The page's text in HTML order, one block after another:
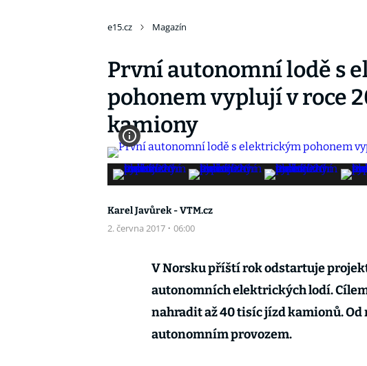
e15.cz Magazín
První autonomní lodě s
pohonem vyplují v roce
kamiony
Karel Javůrek - VTM.cz
2. června 2017 · 06:00
V Norsku příští rok odstartuje
autonomních elektrických lodí.
nahradit až 40 tisíc jízd kamionů. Od
autonomním provozem.